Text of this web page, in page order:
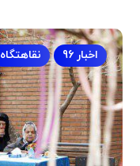
اخبار 96 نقاهتگاه